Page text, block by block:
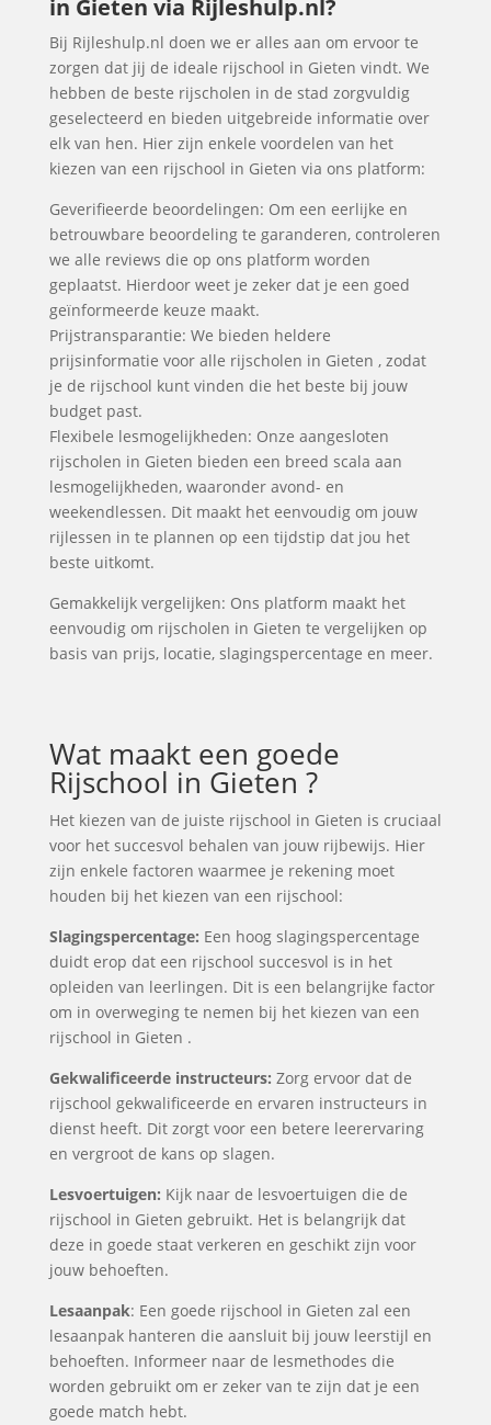
in Gieten via Rijleshulp.nl?
Bij Rijleshulp.nl doen we er alles aan om ervoor te
zorgen dat jij de ideale rijschool in Gieten vindt. We
hebben de beste rijscholen in de stad zorgvuldig
geselecteerd en bieden uitgebreide informatie over
elk van hen. Hier zijn enkele voordelen van het
kiezen van een rijschool in Gieten via ons platform:
Geverifieerde beoordelingen: Om een eerlijke en
betrouwbare beoordeling te garanderen, controleren
we alle reviews die op ons platform worden
geplaatst. Hierdoor weet je zeker dat je een goed
geïnformeerde keuze maakt.
Prijstransparantie: We bieden heldere
prijsinformatie voor alle rijscholen in Gieten , zodat
je de rijschool kunt vinden die het beste bij jouw
budget past.
Flexibele lesmogelijkheden: Onze aangesloten
rijscholen in Gieten bieden een breed scala aan
lesmogelijkheden, waaronder avond- en
weekendlessen. Dit maakt het eenvoudig om jouw
rijlessen in te plannen op een tijdstip dat jou het
beste uitkomt.
Gemakkelijk vergelijken: Ons platform maakt het
eenvoudig om rijscholen in Gieten te vergelijken op
basis van prijs, locatie, slagingspercentage en meer.
Wat maakt een goede
Rijschool in Gieten ?
Het kiezen van de juiste rijschool in Gieten is cruciaal
voor het succesvol behalen van jouw rijbewijs. Hier
zijn enkele factoren waarmee je rekening moet
houden bij het kiezen van een rijschool:
Slagingspercentage: Een hoog slagingspercentage
duidt erop dat een rijschool succesvol is in het
opleiden van leerlingen. Dit is een belangrijke factor
om in overweging te nemen bij het kiezen van een
rijschool in Gieten .
Gekwalificeerde instructeurs: Zorg ervoor dat de
rijschool gekwalificeerde en ervaren instructeurs in
dienst heeft. Dit zorgt voor een betere leerervaring
en vergroot de kans op slagen.
Lesvoertuigen: Kijk naar de lesvoertuigen die de
rijschool in Gieten gebruikt. Het is belangrijk dat
deze in goede staat verkeren en geschikt zijn voor
jouw behoeften.
Lesaanpak: Een goede rijschool in Gieten zal een
lesaanpak hanteren die aansluit bij jouw leerstijl en
behoeften. Informeer naar de lesmethodes die
worden gebruikt om er zeker van te zijn dat je een
goede match hebt.